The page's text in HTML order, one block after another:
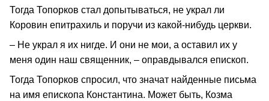
Тогда Топорков стал допытываться, не украл ли
Коровин епитрахиль и поручи из какой-нибудь церкви.
– Не украл я их нигде. И они не мои, а оставил их у
меня один наш священник, – оправдывался епископ.
Тогда Топорков спросил, что значат найденные письма
на имя епископа Константина. Может быть, Козма